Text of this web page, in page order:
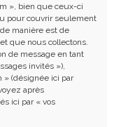
», bien que ceux-ci
pour couvrir seulement
manière est de
que nous collectons.
de message en tant
invités »),
» (désignée ici par
après
ici par « vos